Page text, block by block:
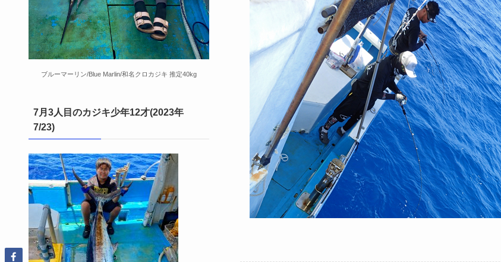
ブルーマーリン/Blue Marlin/和名クロカジキ 推定40kg
7月3人目のカジキ少年12才(2023年
7/23)